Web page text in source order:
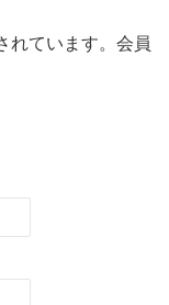
れています。会員